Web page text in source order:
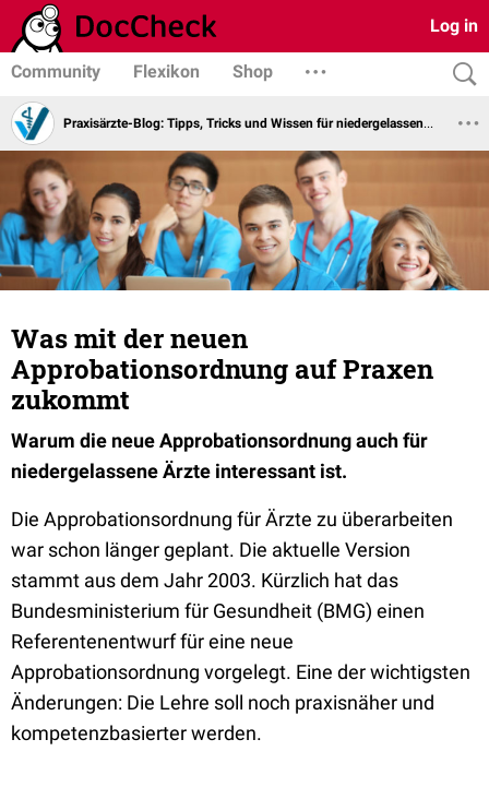
Log in
Community Flexikon Shop
Praxisärzte-Blog: Tipps, Tricks und Wissen für niedergelassene Ärzte vom Virchowbund
Was mit der neuen
Approbationsordnung auf Praxen
zukommt
Warum die neue Approbationsordnung auch für
niedergelassene Ärzte interessant ist.
Die Approbationsordnung für Ärzte zu überarbeiten
war schon länger geplant. Die aktuelle Version
stammt aus dem Jahr 2003. Kürzlich hat das
Bundesministerium für Gesundheit (BMG) einen
Referentenentwurf für eine neue
Approbationsordnung vorgelegt. Eine der wichtigsten
Änderungen: Die Lehre soll noch praxisnäher und
kompetenzbasierter werden.